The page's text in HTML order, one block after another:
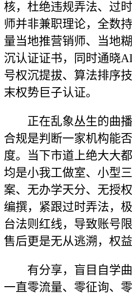
核，杜绝违规弄法、过
师并非兼职理论，全数
量当地推营销师、当地
沉认证证书，同时通晓
号权沉提拔、算法排序
末权势巨子认证。
正在乱象丛生的曲播
合规是判断一家机构能
度。当下市道上绝大大
均是小我工做室、小型
案、无办学天分、无授
编撰，紧跟过时弄法，
台法则红线，导致账号
售后更是无从逃溯，权
有分享，盲目自学曲
一直零流量、零征询、